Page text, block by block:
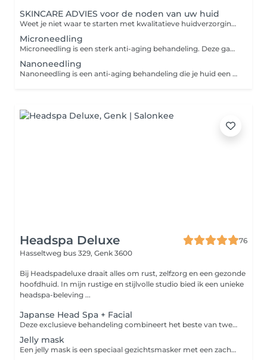
SKINCARE ADVIES voor de noden van uw huid
Weet je niet waar te starten met kwalitatieve huidverzorgingsproducten die passen bij de noden van uw huid? Graag neem ik de tijd om naar uw huid te kijken en een routine op maat te maken. Bij Bleu hebben we een ruim aanbod van skincare met hoogwaardige en geconcentreerde ingrediënten, van de nieuwste technologieën. Deze zorgen voor huidverbetering. Bij aankoop van producten op de dag zelf, valt de adviesprijs van €18 weg.
Microneedling
Microneedling is een sterk anti-aging behandeling. Deze gaat de huid stimuleren van het natuurlijke regeneratieproces, door het creëren van microscopische kanaaltjes in de huid in combinatie van hoogwaardige active ingrediënten. Dit zorgt voor een sneller weefselherstel, en verbetering van collageen en elastins. Wat leidt tot huidverjonging, vermindering van rimpels, littekens en kan pigment/melasma verhelderen. Het mooiste resultaat wordt zichtbaar na een kuur. Tussen elke behandeling moet minimaal 6 weken verstreken zijn. GOOD TO KNOW: De dag van de behandeling is de huid roze/rood, de dag nadien is je huid mogelijks nog lichtjes roze. Een kort onderdeel van de behandeling is niet super aangenaam (ongeveer 15 min), gelukkig het resultaat wel! De behandeling is niet aangeraden voor mensen met veel actieve acne. Wel toepasselijk eens de huid aan het herstellen is.
Nanoneedling
Nanoneedling is een anti-aging behandeling die je huid een gezonde glow geeft. Deze gaat de huid stimuleren van het natuurlijke regeneratieproces, door het creëren van microscopische kanaaltjes in de huid in combinatie van hoogwaardige active ingrediënten. Dit zorgt voor een sneller weefselherstel, en verbetering van collageen en elastine. Wat leidt tot huidverjonging, vermindering van rimpels, littekens en kan pigment/melasma verhelderen. Het mooiste resultaat wordt zichtbaar na een kuur. Tussen elke behandeling moet minimaal 6 weken verstreken zijn. GOOD TO KNOW: Wil je sterker anti-aging te werk gaan? Kies dan voor Microneedling. Je kiest voor Nano als je die dag graag stralend de cabine verlaat (bij Microneedling is de dag van de behandeling is de huid roze/rood, de dag nadien is je huid mogelijks nog lichtjes roze). Dit besprekingen we net voor de behandeling.
Headspa Deluxe
76
Hasseltweg bus 329, Genk 3600
Bij Headspadeluxe draait alles om rust, zelfzorg en een gezonde
hoofdhuid. In mijn rustige en stijlvolle studio bied ik een unieke
headspa-beleving ...
Japanse Head Spa + Facial
Deze exclusieve behandeling combineert het beste van twee werelden: een ontspannende headspa én een voedende facial. In 90 minuten geef je niet alleen je hoofdhuid en haar een boost, maar ook je gezicht en geest de rust en verzorging die ze verdienen.
Jelly mask
Een jelly mask is een speciaal gezichtsmasker met een zachte, gelachtige Hydrateert intensief vult het vochtgehalte van de huid aan. Kalmeert & verkoelt vermindert roodheid en geeft direct een frisse uitstraling. Verbetert opname van werkstoffen serums of actieve ingrediënten die eronder zijn aangebracht trekken dieper in. Verheldert & verzacht de huid ziet er stralender, gladder en voller uit. Geschikt voor elk huidtype er zijn varianten met o.a. aloë vera, vitamine C, collageen of charcoal, afgestemd op verschillende huidbehoeften.